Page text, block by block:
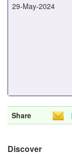
29-May-2024
Share
Discover